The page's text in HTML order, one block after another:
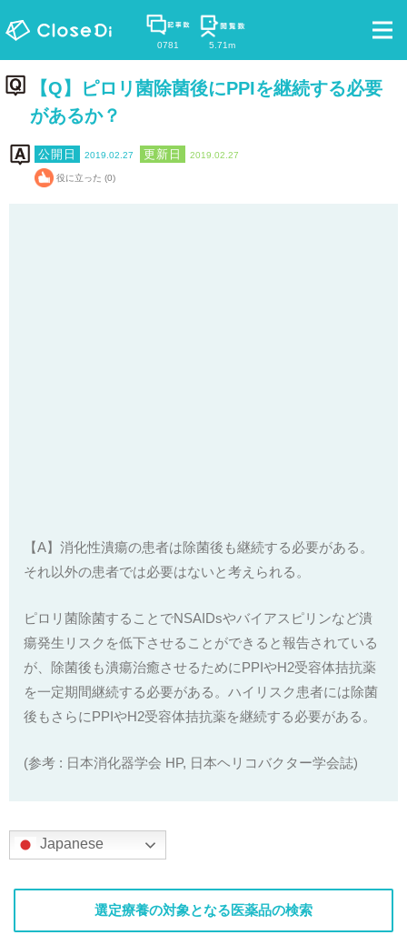
0781 5.71m
【Q】ピロリ菌除菌後にPPIを継続する必要
があるか？
2019.02.27 2019.02.27
役に立った (0)
【A】消化性潰瘍の患者は除菌後も継続する必要がある。
それ以外の患者では必要はないと考えられる。
ピロリ菌除菌することでNSAIDsやバイアスピリンなど潰
瘍発生リスクを低下させることができると報告されている
が、除菌後も潰瘍治癒させるためにPPIやH2受容体拮抗薬
を一定期間継続する必要がある。ハイリスク患者には除菌
後もさらにPPIやH2受容体拮抗薬を継続する必要がある。
(参考 : 日本消化器学会 HP, 日本ヘリコバクター学会誌)
Japanese
選定療養の対象となる医薬品の検索